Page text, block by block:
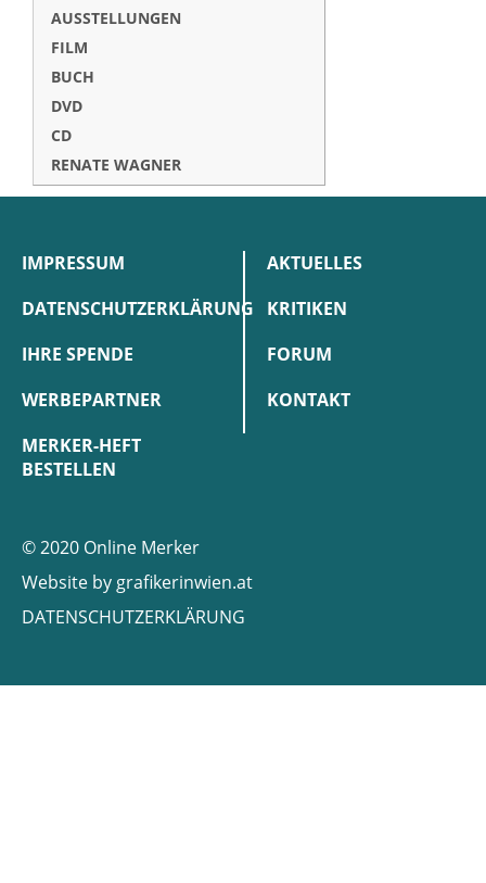
AUSSTELLUNGEN
FILM
BUCH
DVD
CD
RENATE WAGNER
IMPRESSUM
DATENSCHUTZERKLÄRUNG
IHRE SPENDE
WERBEPARTNER
MERKER-HEFT
BESTELLEN
AKTUELLES
KRITIKEN
FORUM
KONTAKT
© 2020 Online Merker
Website by grafikerinwien.at
DATENSCHUTZERKLÄRUNG